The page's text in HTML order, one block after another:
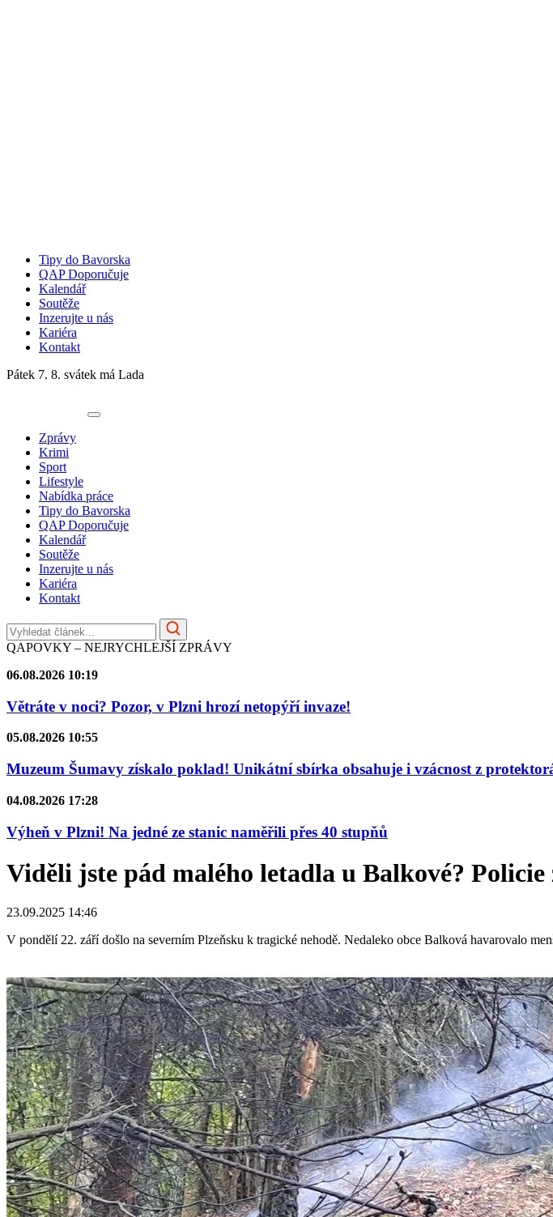
Tipy do Bavorska
QAP Doporučuje
Kalendář
Soutěže
Inzerujte u nás
Kariéra
Kontakt
Pátek 7. 8. svátek má Lada
Zprávy
Krimi
Sport
Lifestyle
Nabídka práce
Tipy do Bavorska
QAP Doporučuje
Kalendář
Soutěže
Inzerujte u nás
Kariéra
Kontakt
QAPOVKY – NEJRYCHLEJŠÍ ZPRÁVY
06.08.2026 10:19
Větráte v noci? Pozor, v Plzni hrozí netopýří invaze!
05.08.2026 10:55
Muzeum Šumavy získalo poklad! Unikátní sbírka obsahuje i vzácnost z
04.08.2026 17:28
Výheň v Plzni! Na jedné ze stanic naměřili přes 40 stupňů
Viděli jste pád malého letadla u Balkové? Policie
23.09.2025 14:46
V pondělí 22. září došlo na severním Plzeňsku k tragické nehodě. Nedaleko obce Balková havarovalo